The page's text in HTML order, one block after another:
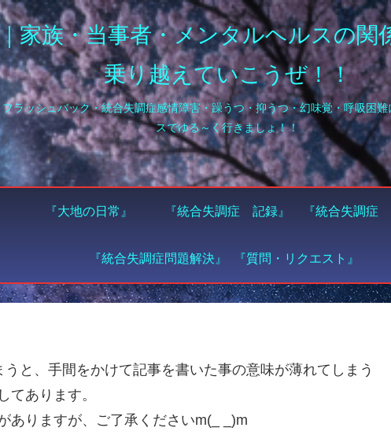
家族・当事者・メンタルヘルスの
乗り越えていこうぜ！！
『大地の日常』 『統合失調症 記録』 『統合失調症
『統合失調症問題解決』 『質問・リクエスト』
と、手間をかけて記事を書いた事の意味が薄れてしまう
てあります。
ありますが、ご了承くださいm(_ _)m